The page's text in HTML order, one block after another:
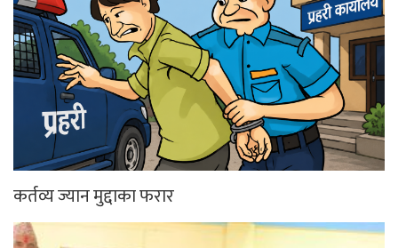
कर्तव्य ज्यान मुद्दाका फरार